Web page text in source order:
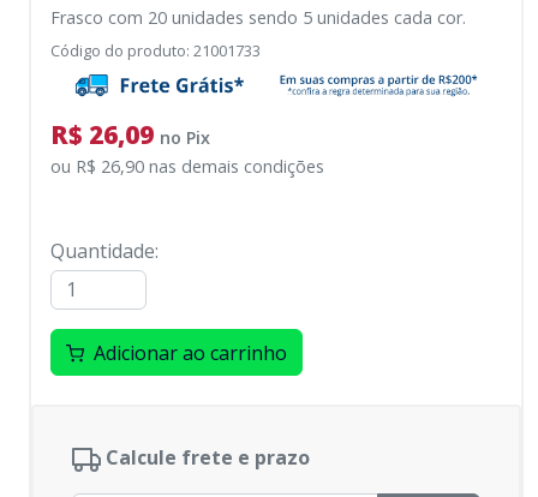
Frasco com 20 unidades sendo 5 unidades cada cor.
Código do produto: 21001733
R$ 26,09 no Pix
ou R$ 26,90 nas demais condições
Quantidade:
Adicionar ao carrinho
Calcule frete e prazo